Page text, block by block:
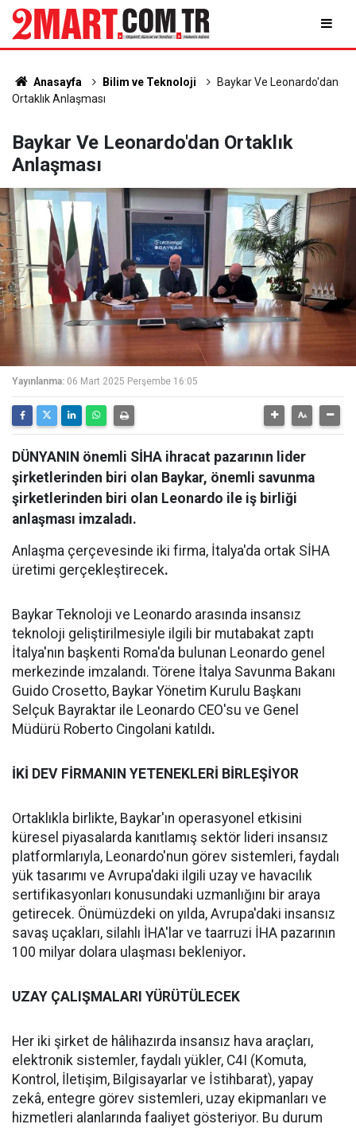
Anasayfa Bilim ve Teknoloji
Baykar Ve Leonardo'dan
Ortaklık Anlaşması
Baykar Ve Leonardo'dan Ortaklık
Anlaşması
Yayınlanma: 06 Mart 2025 Perşembe 16:05
DÜNYANIN önemli SİHA ihracat pazarının lider
şirketlerinden biri olan Baykar, önemli savunma
şirketlerinden biri olan Leonardo ile iş birliği
anlaşması imzaladı.
Anlaşma çerçevesinde iki firma, İtalya'da ortak SİHA
üretimi gerçekleştirecek.
Baykar Teknoloji ve Leonardo arasında insansız
teknoloji geliştirilmesiyle ilgili bir mutabakat zaptı
İtalya'nın başkenti Roma'da bulunan Leonardo genel
merkezinde imzalandı. Törene İtalya Savunma Bakanı
Guido Crosetto, Baykar Yönetim Kurulu Başkanı
Selçuk Bayraktar ile Leonardo CEO'su ve Genel
Müdürü Roberto Cingolani katıldı.
İKİ DEV FİRMANIN YETENEKLERİ BİRLEŞİYOR
Ortaklıkla birlikte, Baykar'ın operasyonel etkisini
küresel piyasalarda kanıtlamış sektör lideri insansız
platformlarıyla, Leonardo'nun görev sistemleri, faydalı
yük tasarımı ve Avrupa'daki ilgili uzay ve havacılık
sertifikasyonları konusundaki uzmanlığını bir araya
getirecek. Önümüzdeki on yılda, Avrupa'daki insansız
savaş uçakları, silahlı İHA'lar ve taarruzi İHA pazarının
100 milyar dolara ulaşması bekleniyor.
UZAY ÇALIŞMALARI YÜRÜTÜLECEK
Her iki şirket de hâlihazırda insansız hava araçları,
elektronik sistemler, faydalı yükler, C4I (Komuta,
Kontrol, İletişim, Bilgisayarlar ve İstihbarat), yapay
zekâ, entegre görev sistemleri, uzay ekipmanları ve
hizmetleri alanlarında faaliyet gösteriyor. Bu durum